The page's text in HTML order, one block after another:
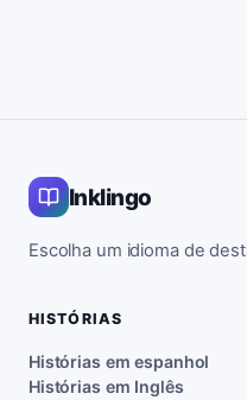
Inklingo
Escolha um idioma de
HISTÓRIAS
Histórias em espanhol
Histórias em Inglês